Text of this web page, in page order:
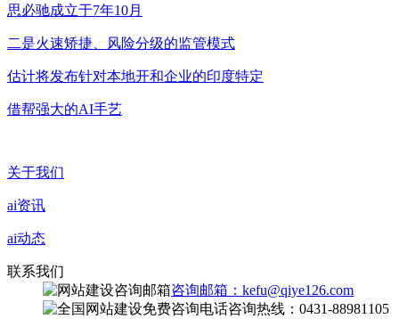
思必驰成立于7年10月
二是火速矫捷、风险分级的监管模式
估计将发布针对本地开和企业的印度特定
借帮强大的AI手艺
关于我们
ai资讯
ai动态
联系我们
咨询邮箱：kefu@qiye126.com
咨询热线：0431-88981105